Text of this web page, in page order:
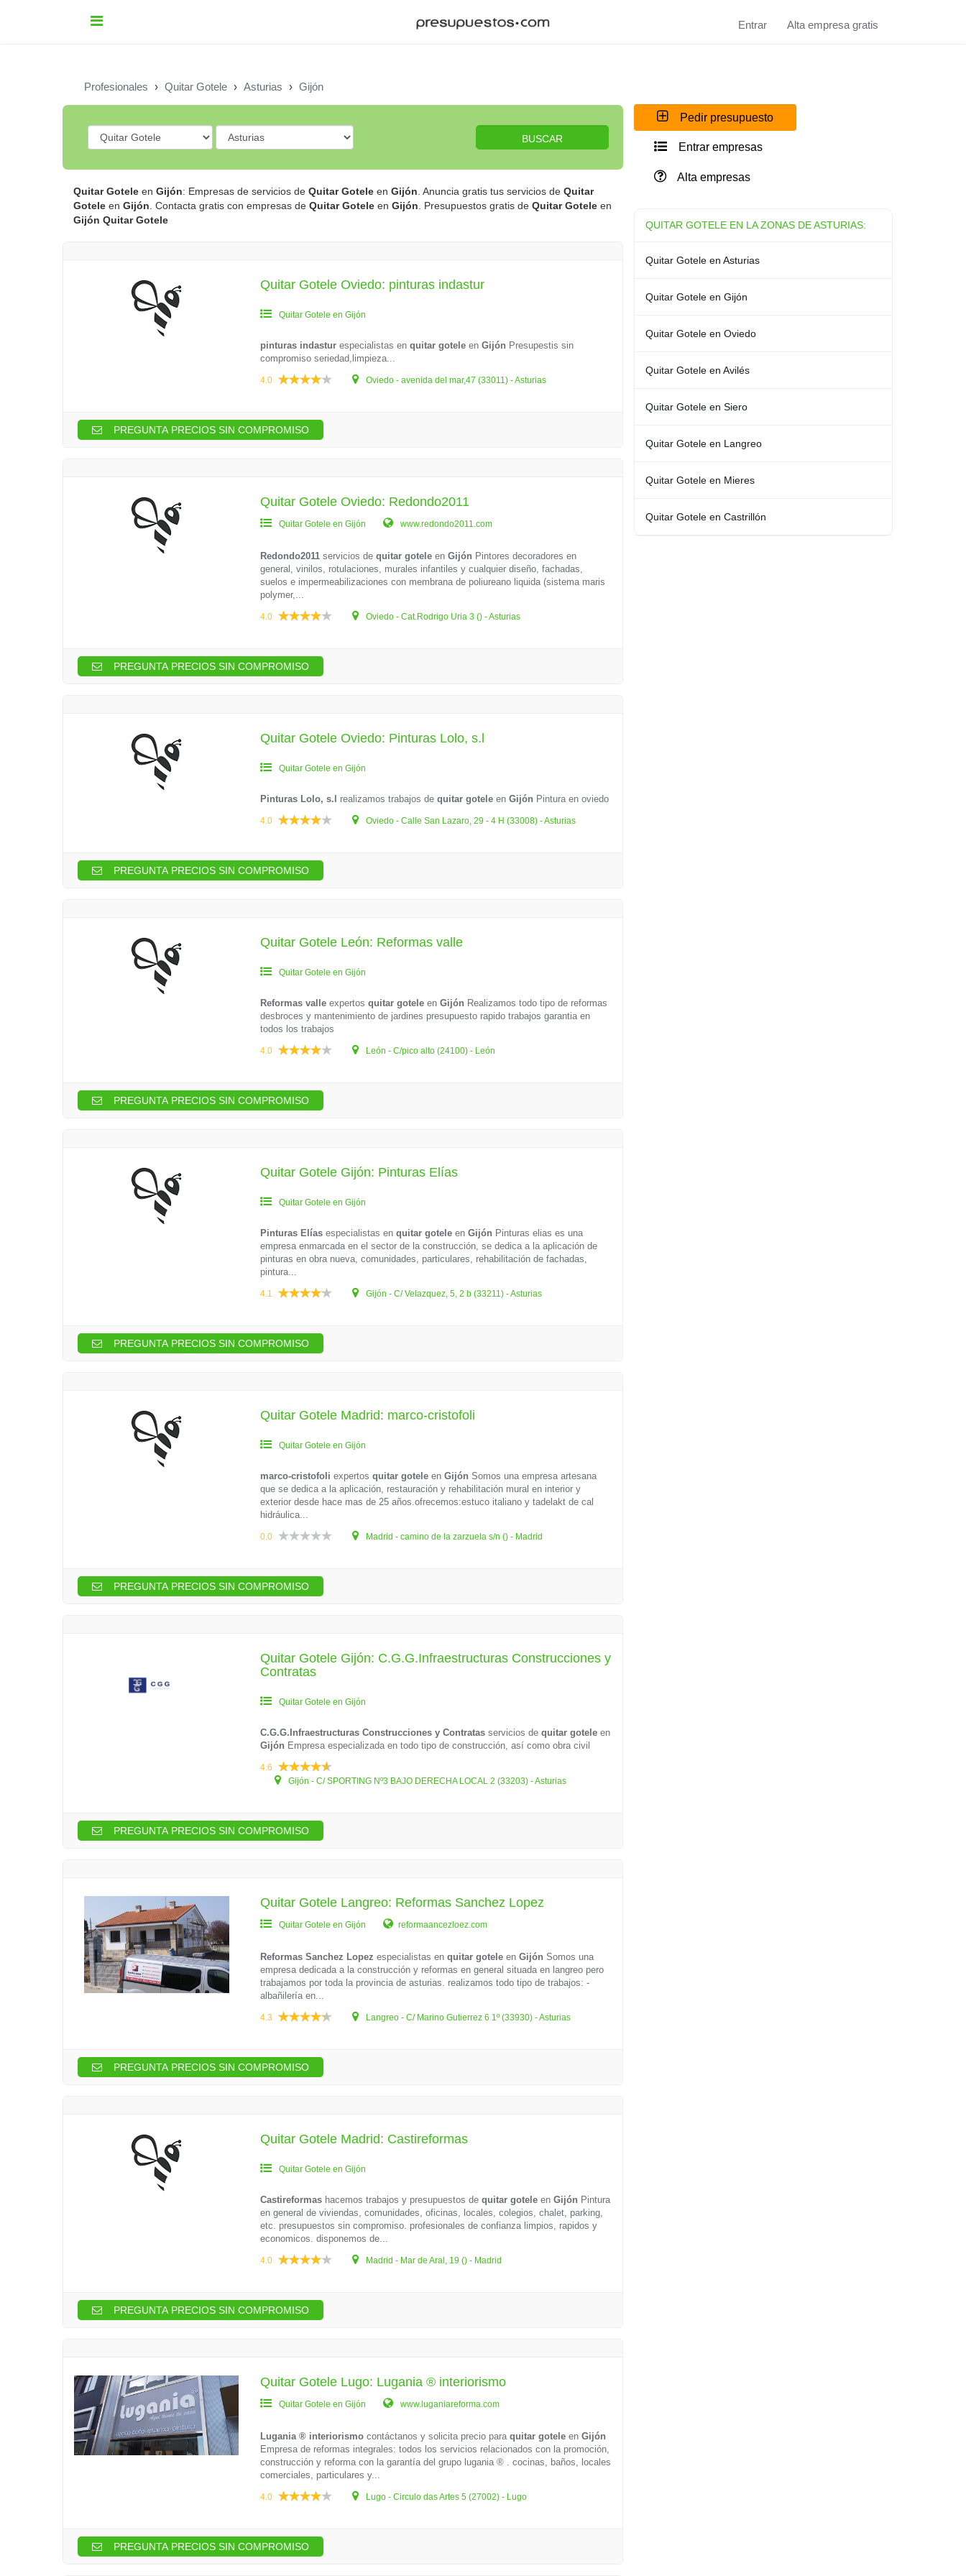
Entrar Alta empresa gratis
Profesionales › Quitar Gotele › Asturias › Gijón
BUSCAR
Quitar Gotele en Gijón: Empresas de servicios de Quitar Gotele en Gijón . Anuncia gratis tus servicios de Quitar
Gotele en Gijón . Contacta gratis con empresas de Quitar Gotele en Gijón . Presupuestos gratis de Quitar Gotele en
Gijón Quitar Gotele
Quitar Gotele Oviedo: pinturas indastur
Quitar Gotele en Gijón
pinturas indastur especialistas enquitar gotele enGijón Presupestis sin
compromiso seriedad,limpieza...
4.0 Oviedo - avenida del mar,47 (33011) - Asturias
PREGUNTA PRECIOS SIN COMPROMISO
Quitar Gotele Oviedo: Redondo2011
Quitar Gotele en Gijón www.redondo2011.com
Redondo2011 servicios dequitar gotele enGijón Pintores decoradores en
general, vinilos, rotulaciones, murales infantiles y cualquier diseño, fachadas,
suelos e impermeabilizaciones con membrana de poliureano liquida (sistema maris
polymer,...
4.0 Oviedo - Cat.Rodrigo Uria 3 () - Asturias
PREGUNTA PRECIOS SIN COMPROMISO
Quitar Gotele Oviedo: Pinturas Lolo, s.l
Quitar Gotele en Gijón
Pinturas Lolo, s.l realizamos trabajos dequitar gotele enGijón Pintura en oviedo
4.0 Oviedo - Calle San Lazaro, 29 - 4 H (33008) - Asturias
PREGUNTA PRECIOS SIN COMPROMISO
Quitar Gotele León: Reformas valle
Quitar Gotele en Gijón
Reformas valle expertosquitar gotele enGijón Realizamos todo tipo de reformas
desbroces y mantenimiento de jardines presupuesto rapido trabajos garantia en
todos los trabajos
4.0 León - C/pico alto (24100) - León
PREGUNTA PRECIOS SIN COMPROMISO
Quitar Gotele Gijón: Pinturas Elías
Quitar Gotele en Gijón
Pinturas Elías especialistas enquitar gotele enGijón Pinturas elias es una
empresa enmarcada en el sector de la construcción, se dedica a la aplicación de
pinturas en obra nueva, comunidades, particulares, rehabilitación de fachadas,
pintura...
4.1 Gijón - C/ Velazquez, 5, 2 b (33211) - Asturias
PREGUNTA PRECIOS SIN COMPROMISO
Quitar Gotele Madrid: marco-cristofoli
Quitar Gotele en Gijón
marco-cristofoli expertosquitar gotele enGijón Somos una empresa artesana
que se dedica a la aplicación, restauración y rehabilitación mural en interior y
exterior desde hace mas de 25 años.ofrecemos:estuco italiano y tadelakt de cal
hidráulica...
0.0 Madrid - camino de la zarzuela s/n () - Madrid
PREGUNTA PRECIOS SIN COMPROMISO
Quitar Gotele Gijón: C.G.G.Infraestructuras Construcciones y
Contratas
Quitar Gotele en Gijón
C.G.G.Infraestructuras Construcciones y Contratas servicios dequitar gotele en
Gijón Empresa especializada en todo tipo de construcción, así como obra civil
4.6
Gijón - C/ SPORTING Nº3 BAJO DERECHA LOCAL 2 (33203) - Asturias
PREGUNTA PRECIOS SIN COMPROMISO
Quitar Gotele Langreo: Reformas Sanchez Lopez
Quitar Gotele en Gijón reformaancezloez.com
Reformas Sanchez Lopez especialistas enquitar gotele enGijón Somos una
empresa dedicada a la construcción y reformas en general situada en langreo pero
trabajamos por toda la provincia de asturias. realizamos todo tipo de trabajos: -
albañilería en...
4.3 Langreo - C/ Marino Gutierrez 6 1º (33930) - Asturias
PREGUNTA PRECIOS SIN COMPROMISO
Quitar Gotele Madrid: Castireformas
Quitar Gotele en Gijón
Castireformas hacemos trabajos y presupuestos dequitar gotele enGijón Pintura
en general de viviendas, comunidades, oficinas, locales, colegios, chalet, parking,
etc. presupuestos sin compromiso. profesionales de confianza limpios, rapidos y
economicos. disponemos de...
4.0 Madrid - Mar de Aral, 19 () - Madrid
PREGUNTA PRECIOS SIN COMPROMISO
Quitar Gotele Lugo: Lugania ® interiorismo
Quitar Gotele en Gijón www.luganiareforma.com
Lugania ® interiorismo contáctanos y solicita precio paraquitar gotele enGijón
Empresa de reformas integrales: todos los servicios relacionados con la promoción,
construcción y reforma con la garantía del grupo lugania ® . cocinas, baños, locales
comerciales, particulares y...
4.0 Lugo - Circulo das Artes 5 (27002) - Lugo
PREGUNTA PRECIOS SIN COMPROMISO
Pedir presupuesto
Entrar empresas
Alta empresas
QUITAR GOTELE EN LA ZONAS DE ASTURIAS:
Quitar Gotele en Asturias
Quitar Gotele en Gijón
Quitar Gotele en Oviedo
Quitar Gotele en Avilés
Quitar Gotele en Siero
Quitar Gotele en Langreo
Quitar Gotele en Mieres
Quitar Gotele en Castrillón